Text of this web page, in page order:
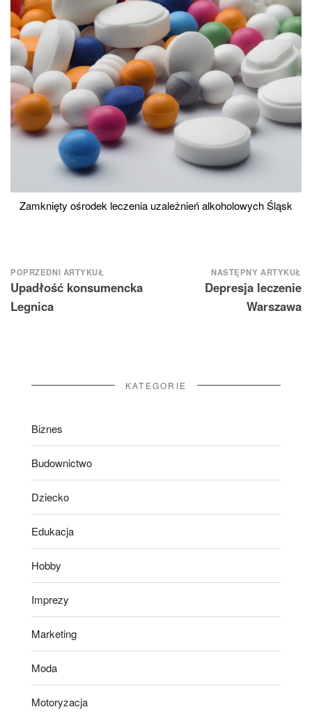
Zamknięty ośrodek leczenia uzależnień alkoholowych Śląsk
Nawigacja
wpisu
POPRZEDNI ARTYKUŁ
Upadłość konsumencka
Legnica
NASTĘPNY ARTYKUŁ
Depresja leczenie
Warszawa
KATEGORIE
Biznes
Budownictwo
Dziecko
Edukacja
Hobby
Imprezy
Marketing
Moda
Motoryzacja